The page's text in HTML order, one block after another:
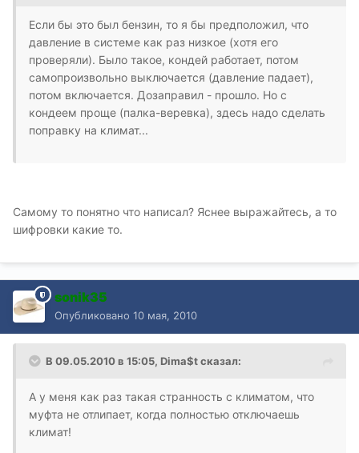
Если бы это был бензин, то я бы предположил, что
давление в системе как раз низкое (хотя его
проверяли). Было такое, кондей работает, потом
самопроизвольно выключается (давление падает),
потом включается. Дозаправил - прошло. Но с
кондеем проще (палка-веревка), здесь надо сделать
поправку на климат...
Самому то понятно что написал? Яснее выражайтесь, а то
шифровки какие то.
sonik35
Опубликовано 10 мая, 2010
В 09.05.2010 в 15:05, Dima$t сказал:
А у меня как раз такая странность с климатом, что
муфта не отлипает, когда полностью отключаешь
климат!